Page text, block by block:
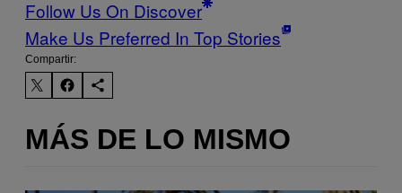
Follow Us On Discover
Make Us Preferred In Top Stories
Compartir:
MÁS DE LO MISMO